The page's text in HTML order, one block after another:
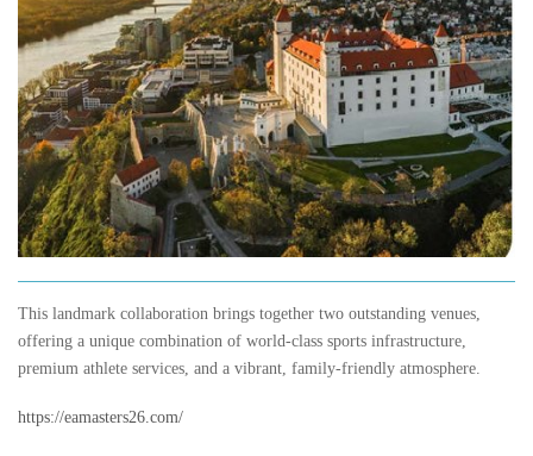
This landmark collaboration brings together two outstanding venues,
offering a unique combination of world-class sports infrastructure,
premium athlete services, and a vibrant, family-friendly atmosphere.
https://eamasters26.com/